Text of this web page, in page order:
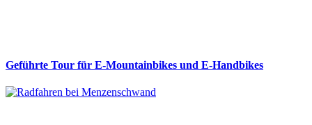
Geführte Tour für E-Mountainbikes und E-Handbikes